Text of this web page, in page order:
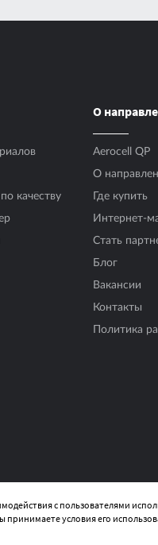
качеству
О
Aerocell QP
О
Где купить
Интернет-
Стать
Блог
Вакансии
Контакты
Политика
с пользователями
принимаете условия его